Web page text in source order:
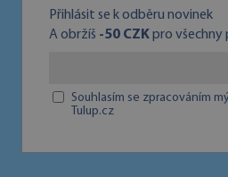
Přihlásit se k odběru novinek
A obržíš -50 CZKpro
Souhlasím se zpracováním
Tulup.cz